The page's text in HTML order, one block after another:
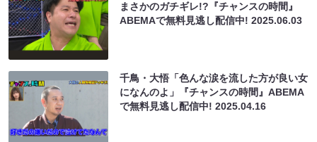
まさかのガチギレ!?『チャンスの時間』
ABEMAで無料見逃し配信中!2025.06.03
千鳥・大悟「色んな涙を流した方が良い女
になんのよ」『チャンスの時間』ABEMA
で無料見逃し配信中!2025.04.16